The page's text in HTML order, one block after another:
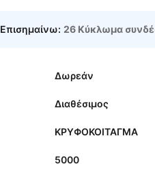
Επισημαίνω: 26 Κύκλωμα
Δωρεάν
Διαθέσιμος
ΚΡΥΦΟΚΟΙΤΑΓΜΑ
5000